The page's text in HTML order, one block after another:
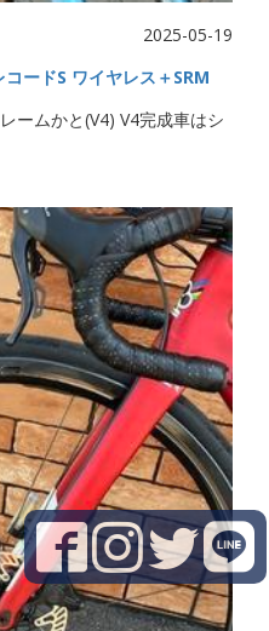
2025-05-19
ードS ワイヤレス＋SRM
ームかと(V4) V4完成車はシ